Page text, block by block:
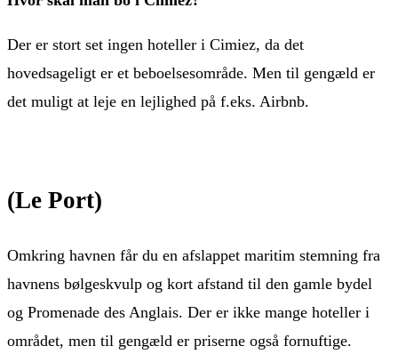
Der er stort set ingen hoteller i Cimiez, da det
hovedsageligt er et beboelsesområde. Men til gengæld er
det muligt at leje en lejlighed på f.eks. Airbnb.
(Le Port)
Omkring havnen får du en afslappet maritim stemning fra
havnens bølgeskvulp og kort afstand til den gamle bydel
og Promenade des Anglais. Der er ikke mange hoteller i
området, men til gengæld er priserne også fornuftige.